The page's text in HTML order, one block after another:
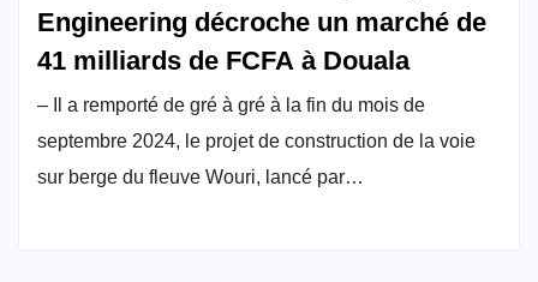
Engineering décroche un marché de
41 milliards de FCFA à Douala
– Il a remporté de gré à gré à la fin du mois de
septembre 2024, le projet de construction de la voie
sur berge du fleuve Wouri, lancé par…